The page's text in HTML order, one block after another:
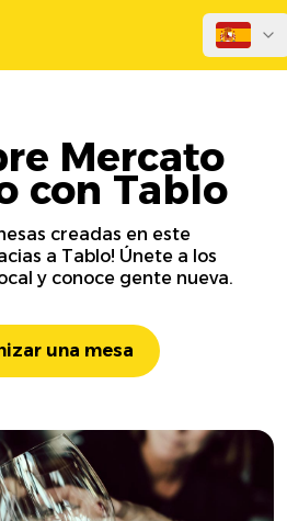
Mercato
con Tablo
creadas en este
a Tablo! Únete a los
y conoce gente nueva.
una mesa